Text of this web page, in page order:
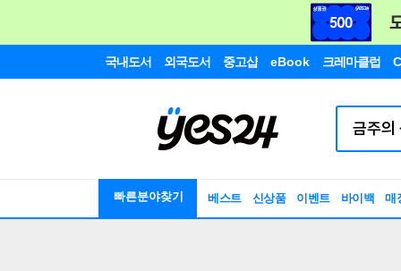
국내도서 외국도서 중고샵 eBook 크레마클럽
빠른분야찾기 베스트 신상품 이벤트 바이백 매